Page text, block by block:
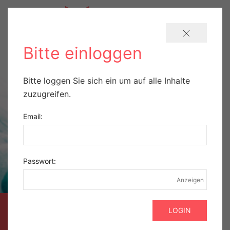
AUSZUG AUS DER
Bitte einloggen
Bitte loggen Sie sich ein um auf alle Inhalte
zuzugreifen.
Email:
Passwort:
Anzeigen